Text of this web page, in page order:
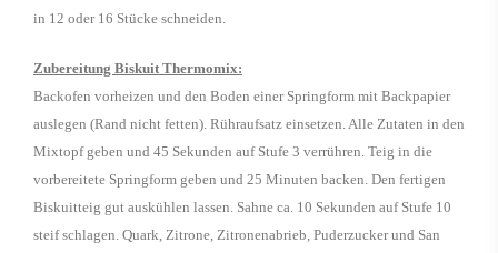
in 12 oder 16 Stücke schneiden.
Zubereitung Biskuit Thermomix:
Backofen vorheizen und den Boden einer Springform mit Backpapier
auslegen (Rand nicht fetten). Rühraufsatz einsetzen. Alle Zutaten in den
Mixtopf geben und 45 Sekunden auf Stufe 3 verrühren. Teig in die
vorbereitete Springform geben und 25 Minuten backen. Den fertigen
Biskuitteig gut auskühlen lassen. Sahne ca. 10 Sekunden auf Stufe 10
steif schlagen. Quark, Zitrone, Zitronenabrieb, Puderzucker und San